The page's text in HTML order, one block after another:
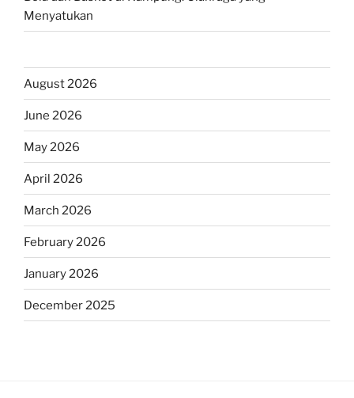
Menyatukan
August 2026
June 2026
May 2026
April 2026
March 2026
February 2026
January 2026
December 2025